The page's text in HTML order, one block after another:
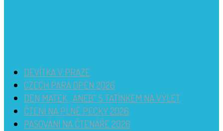
DEVÍTKA V PRAZE
CZECH PARA OPEN 2026
DEN MATEK „ANEB“ S TATÍNKEM NA VÝLET
ČTENÍ NA PLNÉ PECKY 2026
PASOVÁNÍ NA ČTENÁŘE 2026